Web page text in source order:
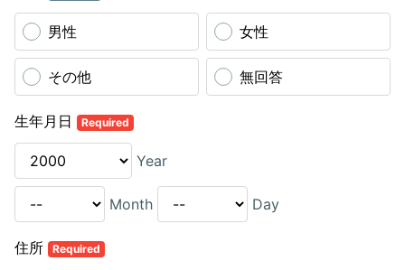
男性 女性
その他 無回答
生年月日 Required
Year
Month Day
住所 Required